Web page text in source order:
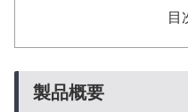
目
製品概要